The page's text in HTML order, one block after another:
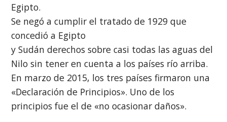
Egipto.
Se negó a cumplir el tratado de 1929 que
concedió a Egipto
y Sudán derechos sobre casi todas las aguas del
Nilo sin tener en cuenta a los países río arriba.
En marzo de 2015, los tres países firmaron una
«Declaración de Principios». Uno de los
principios fue el de «no ocasionar daños».